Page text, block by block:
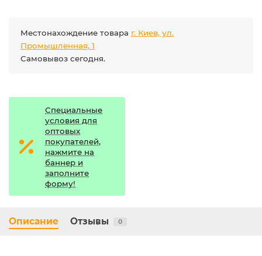
Местонахождение товара г. Киев, ул.
Промышленная, 1
Самовывоз сегодня.
Специальные
условия для
оптовых
покупателей,
нажмите на
баннер и
заполните
форму!
Описание Отзывы 0